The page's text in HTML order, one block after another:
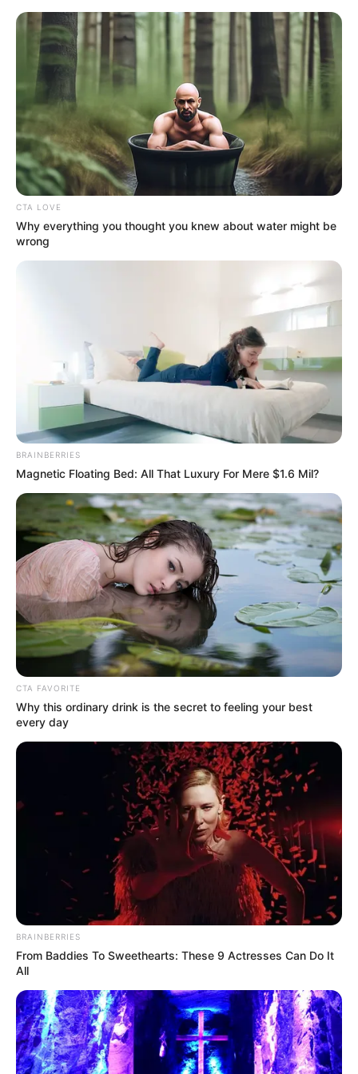
HOME
INSPIRASI
STYLE
FILM &
SERIES
NGAKAK
QUOTES
HYPE
MORE
Poppy Drayton
CTA LOVE
Why everything you thought you knew about water might be
wrong
BRAINBERRIES
Magnetic Floating Bed: All That Luxury For Mere $1.6 Mil?
CTA FAVORITE
Why this ordinary drink is the secret to feeling your best
every day
BRAINBERRIES
From Baddies To Sweethearts: These 9 Actresses Can Do It
All